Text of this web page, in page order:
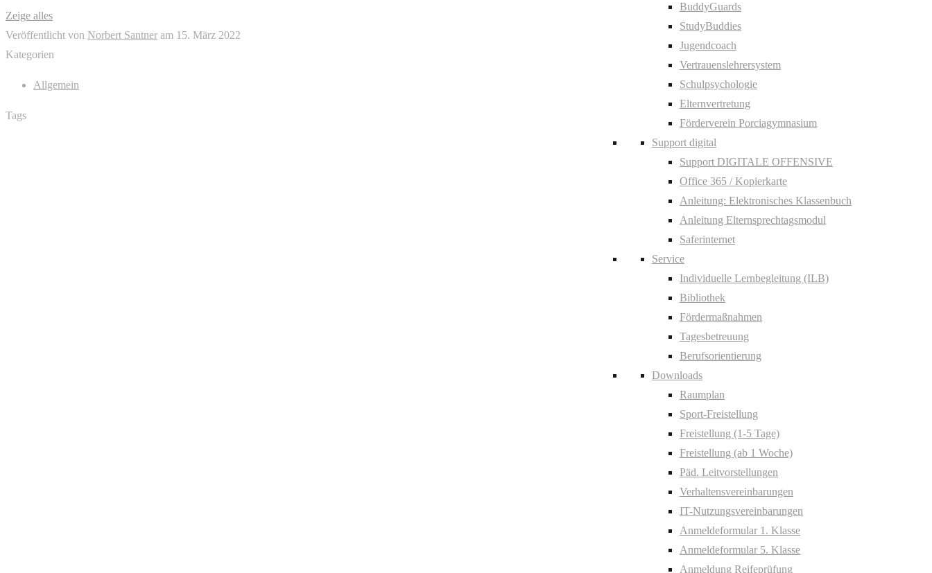
BuddyGuards
StudyBuddies
Jugendcoach
Vertrauenslehrersystem
Schulpsychologie
Elternvertretung
Förderverein Porciagymnasium
Support digital
Support DIGITALE OFFENSIVE
Office 365 / Kopierkarte
Anleitung: Elektronisches Klassenbuch
Anleitung Elternsprechtagsmodul
Saferinternet
Service
Individuelle Lernbegleitung (ILB)
Bibliothek
Fördermaßnahmen
Tagesbetreuung
Berufsorientierung
Downloads
Raumplan
Sport-Freistellung
Freistellung (1-5 Tage)
Freistellung (ab 1 Woche)
Päd. Leitvorstellungen
Verhaltensvereinbarungen
IT-Nutzungsvereinbarungen
Anmeldeformular 1. Klasse
Anmeldeformular 5. Klasse
Anmeldung Reifeprüfung
Zeige alles
Veröffentlicht von Norbert Santner am 15. März 2022
Kategorien
Allgemein
Tags